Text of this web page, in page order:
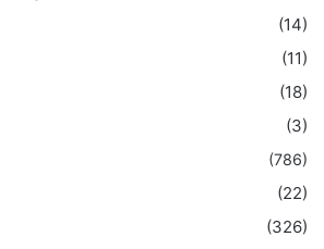
(14)
(11)
(18)
(3)
(786)
(22)
(326)